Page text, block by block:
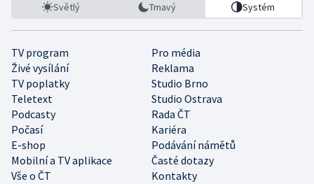
Světlý Tmavý Systém
TV program
Pro média
Živé vysílání
Reklama
TV poplatky
Studio Brno
Teletext
Studio Ostrava
Podcasty
Rada ČT
Počasí
Kariéra
E-shop
Podávání námětů
Mobilní a TV aplikace
Časté dotazy
Vše o ČT
Kontakty